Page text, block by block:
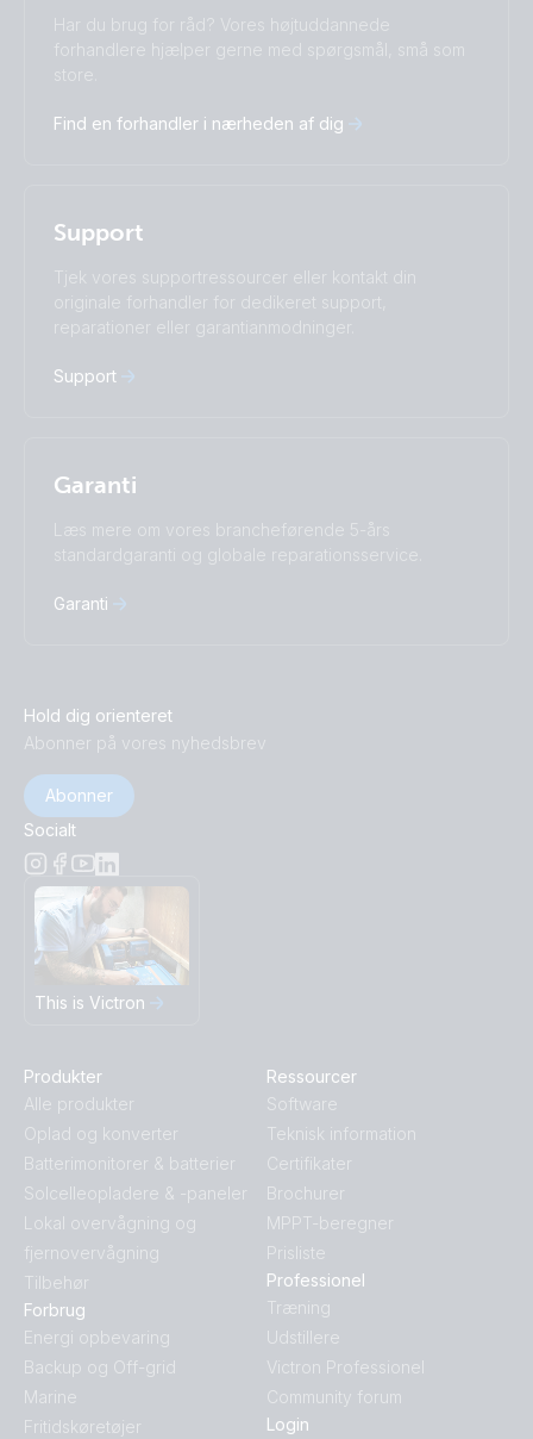
Change language
Čeština
Dansk
Italiano
Magyar
Suomalainen
Русский
Українська
中國人
Subscribe
Har du brug for råd? Vores højtuddannede
forhandlere hjælper gerne med spørgsmål, små som
store.
Find en forhandler i nærheden af dig
Support
Tjek vores supportressourcer eller kontakt din
originale forhandler for dedikeret support,
reparationer eller garantianmodninger.
Support
Garanti
Læs mere om vores brancheførende 5-års
standardgaranti og globale reparationsservice.
Garanti
Hold dig orienteret
Abonner på vores nyhedsbrev
Abonner
Socialt
This is Victron
Produkter
Alle produkter
Oplad og konverter
Batterimonitorer & batterier
Solcelleopladere & -paneler
Lokal overvågning og
fjernovervågning
Tilbehør
Forbrug
Energi opbevaring
Backup og Off-grid
Marine
Fritidskøretøjer
Ressourcer
Software
Teknisk information
Certifikater
Brochurer
MPPT-beregner
Prisliste
Professionel
Træning
Udstillere
Victron Professionel
Community forum
Login